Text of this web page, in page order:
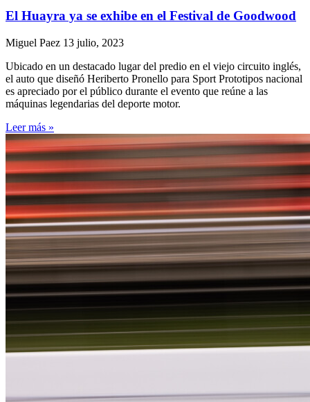
El Huayra ya se exhibe en el Festival de Goodwood
Miguel Paez 13 julio, 2023
Ubicado en un destacado lugar del predio en el viejo circuito inglés,
el auto que diseñó Heriberto Pronello para Sport Prototipos nacional
es apreciado por el público durante el evento que reúne a las
máquinas legendarias del deporte motor.
Leer más »